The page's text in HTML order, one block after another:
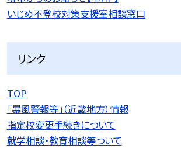
いじめ不登校対策支援室相談窓口
リンク
TOP
「暴風警報等」（近畿地方）情報
指定校変更手続きについて
就学相談・教育相談等ついて